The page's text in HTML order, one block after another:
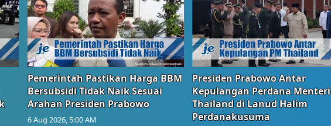
Pemerintah Pastikan Harga BBM
Bersubsidi Tidak Naik Sesuai
Arahan Presiden Prabowo
6 Aug 2026, 5:00 AM
Presiden Prabowo Antar
Kepulangan Perdana Menteri
Thailand di Lanud Halim
Perdanakusuma